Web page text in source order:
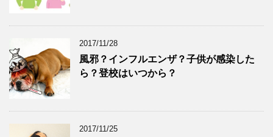
2017/11/28
風邪？インフルエンザ？子供が感染した
ら？登校はいつから？
2017/11/25